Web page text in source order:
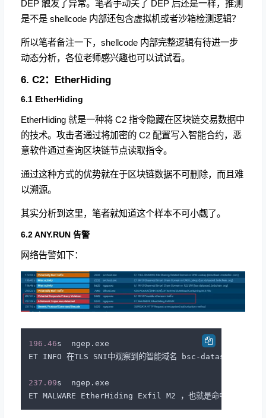
DEP 触发了异常。笔者手动关了 DEP 后还是一样，推测
是不是 shellcode 内部还包含虚拟机或者沙箱检测逻辑？
所以笔者备注一下，shellcode 内部完整逻辑有待进一步
动态分析，各位老师感兴趣也可以试试看。
6. C2：EtherHiding
6.1 EtherHiding
EtherHiding 就是一种将 C2 指令隐藏在区块链交易数据中
的技术。攻击者通过将加密的 C2 配置写入智能合约，恶
意软件通过查询区块链节点读取指令。
通过这种方式的优势就在于区块链数据不可删除，而且难
以溯源。
其实分析到这里，笔者就知道这个样本不可小觑了。
6.2 ANY.RUN 告警
网络告警如下：
196.46s  ngep.exe
ET INFO 在TLS SNI中观察到的智能域名 bsc-
237.09s  ngep.exe